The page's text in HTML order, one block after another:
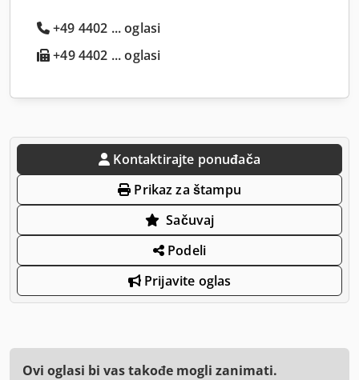
+49 4402 ... oglasi
+49 4402 ... oglasi
Kontaktirajte ponuđača
Prikaz za štampu
Sačuvaj
Podeli
Prijavite oglas
Ovi oglasi bi vas takođe mogli zanimati.